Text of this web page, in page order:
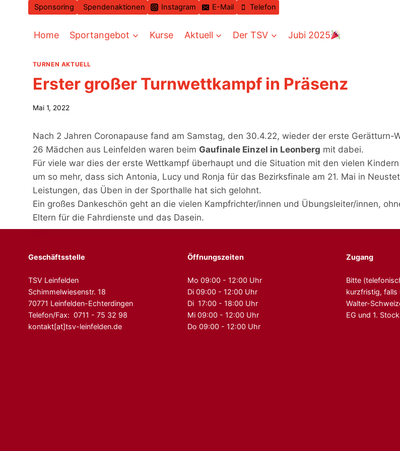
Sponsoring Spendenaktionen Instagram E-Mail Telefon
Home Sportangebot Kurse Aktuell Der TSV Jubi 2025
TURNEN AKTUELL
Erster großer Turnwettkampf in Präsenz
Mai 1, 2022
Nach 2 Jahren Coronapause fand am Samstag, den 30.4.22, wieder der erste Gerätturn-
26 Mädchen aus Leinfelden waren beim Gaufinale Einzel in Leonberg mit dabei.
Für viele war dies der erste Wettkampf überhaupt und die Situation mit den vielen
um so mehr, dass sich Antonia, Lucy und Ronja für das Bezirksfinale am 21. Mai in
Leistungen, das Üben in der Sporthalle hat sich gelohnt.
Ein großes Dankeschön geht an die vielen Kampfrichter/innen und Übungsleiter/innen,
Eltern für die Fahrdienste und das Dasein.
Geschäftsstelle
TSV Leinfelden
Schimmelwiesenstr. 18
70771 Leinfelden-Echterdingen
Telefon/Fax: 0711 - 75 32 98
kontakt[at]tsv-leinfelden.de
Öffnungszeiten
Mo 09:00 - 12:00 Uhr
Di 09:00 - 12:00 Uhr
Di 17:00 - 18:00 Uhr
Mi 09:00 - 12:00 Uhr
Do 09:00 - 12:00 Uhr
Zugang
Bitte
kurzfristig, falls
Walter-
EG und 1.